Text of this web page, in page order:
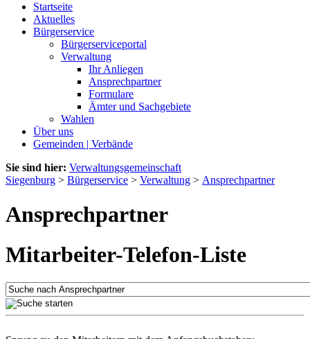
Startseite
Aktuelles
Bürgerservice
Bürgerserviceportal
Verwaltung
Ihr Anliegen
Ansprechpartner
Formulare
Ämter und Sachgebiete
Wahlen
Über uns
Gemeinden | Verbände
Sie sind hier: Verwaltungsgemeinschaft
Siegenburg > Bürgerservice > Verwaltung > Ansprechpartner
Ansprechpartner
Mitarbeiter-Telefon-Liste